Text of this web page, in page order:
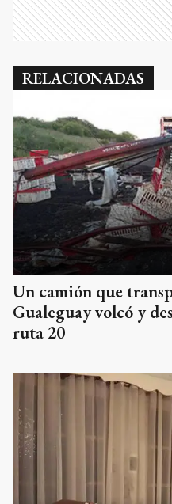
RELACIONADAS
Un camión que
Gualeguay volcó y
ruta 20